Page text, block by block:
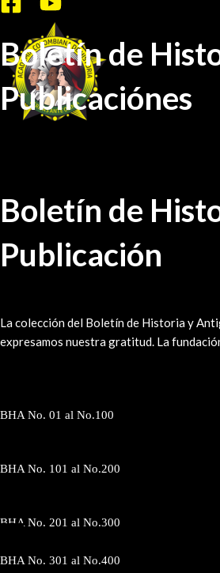
Ir
contenido
Boletín de
Publicaciónes
Boletín de
Publicación
La colección del Boletín de Historia y
expresamos nuestra gratitud. La
BHA No. 01 al No.100
BHA No. 101 al No.200
BHA No. 201 al No.300
BHA No. 301 al No.400